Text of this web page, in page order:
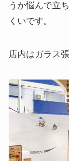
うか悩んで立
くいです。
店内はガラス